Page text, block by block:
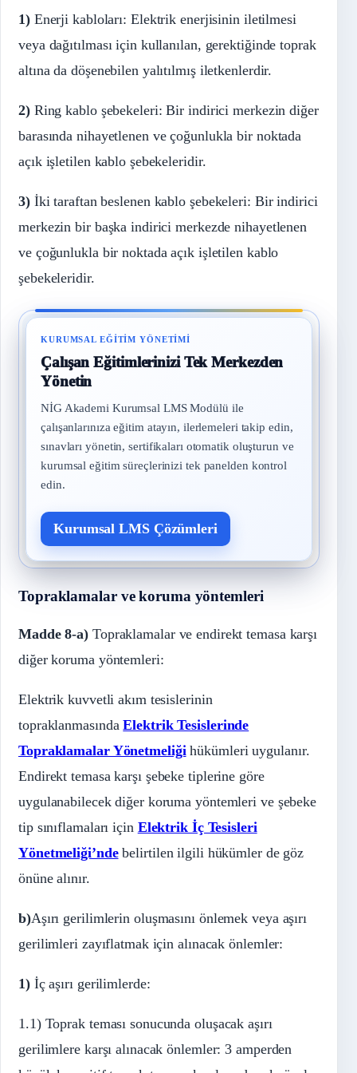
1)Enerji kabloları: Elektrik enerjisinin iletilmesi
veya dağıtılması için kullanılan, gerektiğinde toprak
altına da döşenebilen yalıtılmış iletkenlerdir.
2)Ring kablo şebekeleri: Bir indirici merkezin diğer
barasında nihayetlenen ve çoğunlukla bir noktada
açık işletilen kablo şebekeleridir.
3)İki taraftan beslenen kablo şebekeleri: Bir indirici
merkezin bir başka indirici merkezde nihayetlenen
ve çoğunlukla bir noktada açık işletilen kablo
şebekeleridir.
KURUMSAL EĞITIM YÖNETIMI
Çalışan Eğitimlerinizi Tek Merkezden
Yönetin
NİG Akademi Kurumsal LMS Modülü ile
çalışanlarınıza eğitim atayın, ilerlemeleri takip edin,
sınavları yönetin, sertifikaları otomatik oluşturun ve
kurumsal eğitim süreçlerinizi tek panelden kontrol
edin.
Kurumsal LMS Çözümleri
Topraklamalar ve koruma yöntemleri
Madde 8-a) Topraklamalar ve endirekt temasa karşı
diğer koruma yöntemleri:
Elektrik kuvvetli akım tesislerinin
topraklanmasındaElektrik Tesislerinde
Topraklamalar Yönetmeliği hükümleri uygulanır.
Endirekt temasa karşı şebeke tiplerine göre
uygulanabilecek diğer koruma yöntemleri ve şebeke
tip sınıflamaları için Elektrik İç Tesisleri
Yönetmeliği’ndebelirtilen ilgili hükümler de göz
önüne alınır.
b)Aşırı gerilimlerin oluşmasını önlemek veya aşırı
gerilimleri zayıflatmak için alınacak önlemler:
1)İç aşırı gerilimlerde:
1.1) Toprak teması sonucunda oluşacak aşırı
gerilimlere karşı alınacak önlemler: 3 amperden